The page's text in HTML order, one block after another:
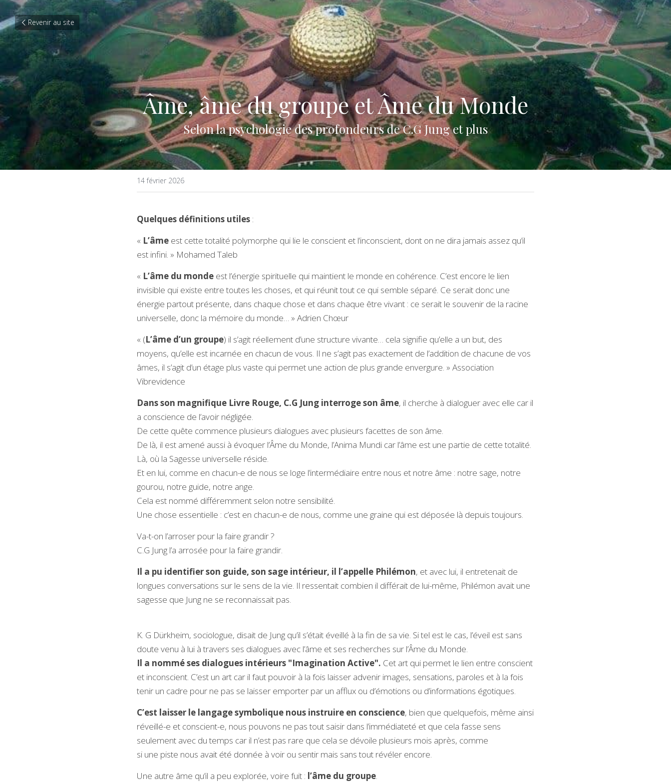
Revenir au site
Âme, âme du groupe et Âme du Monde
Selon la psychologie des profondeurs de C.G Jung et plus
14 février 2026
Quelques définitions utiles :
« L’âme est cette totalité polymorphe qui lie le conscient et l’inconscient, dont on ne dira jamais assez qu’il
est infini. » Mohamed Taleb
« L’âme du monde est l’énergie spirituelle qui maintient le monde en cohérence. C’est encore le lien
invisible qui existe entre toutes les choses, et qui réunit tout ce qui semble séparé. Ce serait donc une
énergie partout présente, dans chaque chose et dans chaque être vivant : ce serait le souvenir de la racine
universelle, donc la mémoire du monde… » Adrien Chœur
« (L’âme d’un groupe) il s’agit réellement d’une structure vivante… cela signifie qu’elle a un but, des
moyens, qu’elle est incarnée en chacun de vous. Il ne s’agit pas exactement de l’addition de chacune de vos
âmes, il s’agit d’un étage plus vaste qui permet une action de plus grande envergure. » Association
Vibrevidence
Dans son magnifique Livre Rouge, C.G Jung interroge son âme, il cherche à dialoguer avec elle car il
a conscience de l’avoir négligée.
De cette quête commence plusieurs dialogues avec plusieurs facettes de son âme.
De là, il est amené aussi à évoquer l’Âme du Monde, l’Anima Mundi car l’âme est une partie de cette totalité.
Là, où la Sagesse universelle réside.
Et en lui, comme en chacun-e de nous se loge l’intermédiaire entre nous et notre âme : notre sage, notre
gourou, notre guide, notre ange.
Cela est nommé différemment selon notre sensibilité.
Une chose essentielle : c’est en chacun-e de nous, comme une graine qui est déposée là depuis toujours.
Va-t-on l’arroser pour la faire grandir ?
C.G Jung l’a arrosée pour la faire grandir.
Il a pu identifier son guide, son sage intérieur, il l’appelle Philémon, et avec lui, il entretenait de
longues conversations sur le sens de la vie. Il ressentait combien il différait de lui-même, Philémon avait une
sagesse que Jung ne se reconnaissait pas.
K. G Dürkheim, sociologue, disait de Jung qu’il s’était éveillé à la fin de sa vie. Si tel est le cas, l’éveil est sans
doute venu à lui à travers ses dialogues avec l’âme et ses recherches sur l’Âme du Monde.
Il a nommé ses dialogues intérieurs "Imagination Active". Cet art qui permet le lien entre conscient
et inconscient. C’est un art car il faut pouvoir à la fois laisser advenir images, sensations, paroles et à la fois
tenir un cadre pour ne pas se laisser emporter par un afflux ou d’émotions ou d’informations égotiques.
C’est laisser le langage symbolique nous instruire en conscience, bien que quelquefois, même ainsi
réveillé-e et conscient-e, nous pouvons ne pas tout saisir dans l’immédiateté et que cela fasse sens
seulement avec du temps car il n’est pas rare que cela se dévoile plusieurs mois après, comme
si une piste nous avait été donnée à voir ou sentir mais sans tout révéler encore.
Une autre âme qu’il a peu explorée, voire fuit : l’âme du groupe.